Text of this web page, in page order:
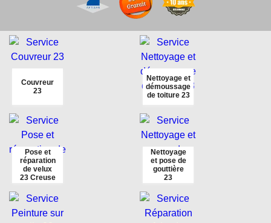
Couvreur
23
Nettoyage et
démoussage
de toiture 23
Pose et
réparation
de velux
23 Creuse
Nettoyage
et pose de
gouttière
23